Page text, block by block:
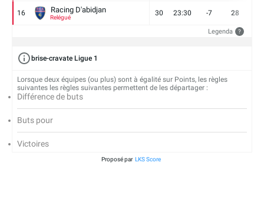
16 Racing D'abidjan
Relégué
30 23:30 -7 28
Legenda ?
brise-cravate Ligue 1
Lorsque deux équipes (ou plus) sont à égalité sur Points, les règles
suivantes les règles suivantes permettent de les départager :
Différence de buts
Buts pour
Victoires
Proposé par LKS Score